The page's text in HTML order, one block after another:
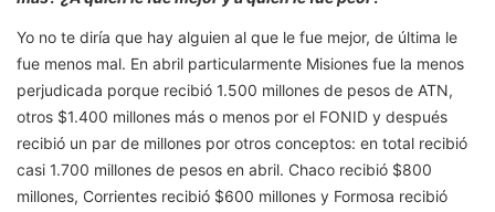
Yo no te diría que hay alguien al que le fue mejor, de última le
fue menos mal. En abril particularmente Misiones fue la menos
perjudicada porque recibió 1.500 millones de pesos de ATN,
otros $1.400 millones más o menos por el FONID y después
recibió un par de millones por otros conceptos: en total recibió
casi 1.700 millones de pesos en abril. Chaco recibió $800
millones, Corrientes recibió $600 millones y Formosa recibió